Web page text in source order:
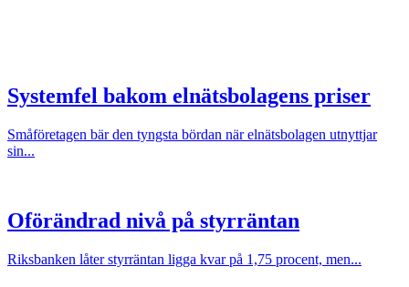
Systemfel bakom elnätsbolagens priser
Småföretagen bär den tyngsta bördan när elnätsbolagen utnyttjar
sin...
Oförändrad nivå på styrräntan
Riksbanken låter styrräntan ligga kvar på 1,75 procent, men...